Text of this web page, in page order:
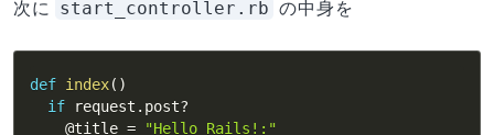
次に start_controller.rb の中身を
def index( )
if request . post?
@title =
"Hello Rails!:"